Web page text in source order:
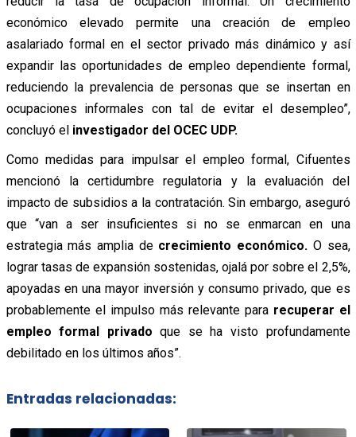
económico elevado permite una creación de empleo
asalariado formal en el sector privado más dinámico y así
expandir las oportunidades de empleo dependiente formal,
reduciendo la prevalencia de personas que se insertan en
ocupaciones informales con tal de evitar el desempleo”,
concluyó el investigador del OCEC UDP.
Como medidas para impulsar el empleo formal, Cifuentes
mencionó la certidumbre regulatoria y la evaluación del
impacto de subsidios a la contratación. Sin embargo, aseguró
que “van a ser insuficientes si no se enmarcan en una
estrategia más amplia de crecimiento económico. O sea,
lograr tasas de expansión sostenidas, ojalá por sobre el 2,5%,
apoyadas en una mayor inversión y consumo privado, que es
probablemente el impulso más relevante para recuperar el
empleo formal privado que se ha visto profundamente
debilitado en los últimos años”.
Entradas relacionadas: